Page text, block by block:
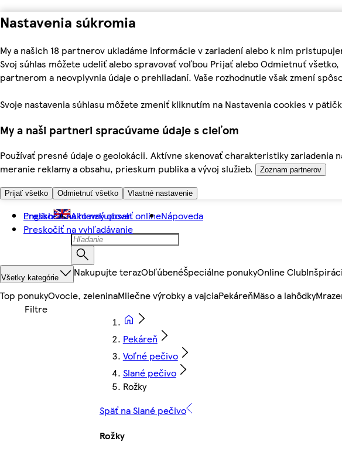
Nastavenia súkromia
My a našich 18 partnerov ukladáme informácie v zariadení alebo k nim
Svoj súhlas môžete udeliť alebo spravovať voľbou Prijať alebo Odmietnuť
partnerom a neovplyvnia údaje o prehliadaní. Vaše rozhodnutie však zmení
Svoje nastavenia súhlasu môžete zmeniť kliknutím na Nastavenia cookies v
My a naši partneri spracúvame údaje s cieľom
Používať presné údaje o geolokácii. Aktívne skenovať charakteristiky
meranie reklamy a obsahu, prieskum publika a vývoj služieb.
Zoznam partnerov
Prijať všetko Odmietnuť všetko Vlastné nastavenie
Preskočiť na hlavný obsah
Preskočiť na vyhľadávanie
English Ako nakupovať onlineNápoveda
Všetky kategórie Nakupujte terazObľúbenéŠpeciálne ponukyOnline Club
Top ponukyOvocie, zeleninaMliečne výrobky a vajciaPekáreňMäso a lahôdky
Pekáreň
Voľné pečivo
Slané pečivo
Rožky
Späť na Slané pečivo
Rožky